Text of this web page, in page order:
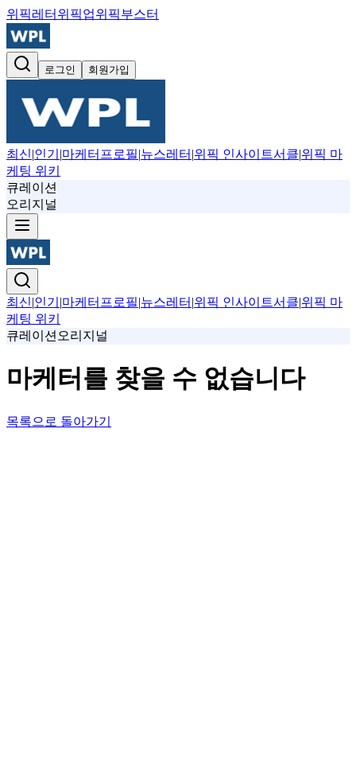
위픽레터 위픽업위픽부스터
로그인 회원가입
최신|인기 |마케터프로필|뉴스레터 |위픽 인사이트서클|위픽 마
케팅 위키
큐레이션
오리지널
최신|인기 |마케터프로필|뉴스레터 |위픽 인사이트서클|위픽 마
케팅 위키
큐레이션 오리지널
마케터를 찾을 수 없습니다
목록으로 돌아가기